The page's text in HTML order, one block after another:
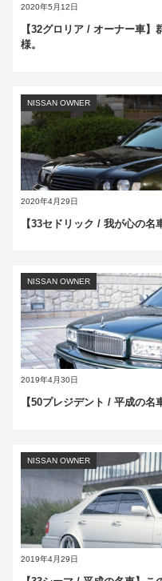
2020年5月12日
【32グロリア / オーナー車
様。
2020年4月29日
NISSAN OWNER
【33セドリック / 我が心の
2019年4月30日
NISSAN OWNER
【50プレジデント / 平成の
2019年4月29日
NISSAN OWNER